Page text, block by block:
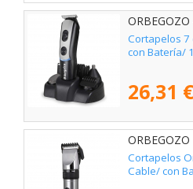
Cortapelos 7
con Batería/
26,31 €
Cortapelos
Cable/ con